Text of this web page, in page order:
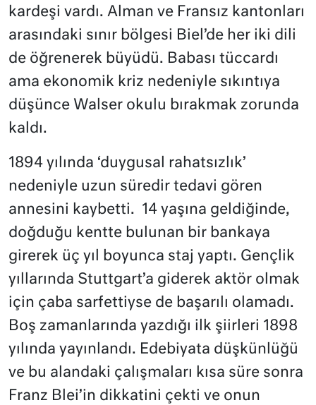
kardeşi vardı. Alman ve Fransız kantonları
arasındaki sınır bölgesi Biel’de her iki dili
de öğrenerek büyüdü. Babası tüccardı
ama ekonomik kriz nedeniyle sıkıntıya
düşünce Walser okulu bırakmak zorunda
kaldı.
1894 yılında ‘duygusal rahatsızlık’
nedeniyle uzun süredir tedavi gören
annesini kaybetti. 14 yaşına geldiğinde,
doğduğu kentte bulunan bir bankaya
girerek üç yıl boyunca staj yaptı. Gençlik
yıllarında Stuttgart’a giderek aktör olmak
için çaba sarfettiyse de başarılı olamadı.
Boş zamanlarında yazdığı ilk şiirleri 1898
yılında yayınlandı. Edebiyata düşkünlüğü
ve bu alandaki çalışmaları kısa süre sonra
Franz Blei’in dikkatini çekti ve onun